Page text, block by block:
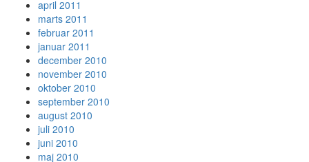
april 2011
marts 2011
februar 2011
januar 2011
december 2010
november 2010
oktober 2010
september 2010
august 2010
juli 2010
juni 2010
maj 2010